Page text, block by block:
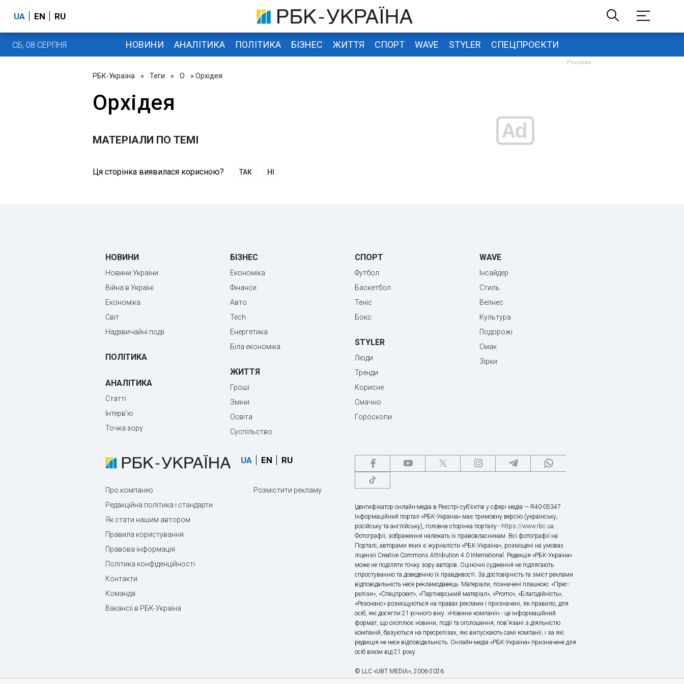
UA EN RU
СБ, 08 СЕРПНЯ НОВИНИ АНАЛІТИКА ПОЛІТИКА БІЗНЕС ЖИТТЯ СПОРТ WAVE STYLER СПЕЦПРОЄКТИ
РБК-Україна » Теги » О » Орхідея
Орхідея
МАТЕРІАЛИ ПО ТЕМІ
Ця сторінка виявилася корисною? ТАК НІ
НОВИНИ
Новини України
Війна в Україні
Економіка
Світ
Надзвичайні події
ПОЛІТИКА
АНАЛІТИКА
Статті
Інтерв'ю
Точка зору
БІЗНЕС
Економіка
Фінанси
Авто
Tech
Енергетика
Біла економіка
ЖИТТЯ
Гроші
Зміни
Освіта
Суспільство
СПОРТ
Футбол
Баскетбол
Теніс
Бокс
STYLER
Люди
Тренди
Корисне
Смачно
Гороскопи
WAVE
Інсайдер
Стиль
Велнес
Культура
Подорожі
Смак
Зірки
UA EN RU
Про компанію
Редакційна політика і стандарти
Як стати нашим автором
Правила користування
Правова інформація
Політика конфіденційності
Контакти
Команда
Вакансії в РБК-Україна
Розмістити рекламу
Ідентифікатор онлайн-медіа в Реєстрі суб’єктів у сфері медіа — R40-05347
Інформаційний портал «РБК-Україна» має тримовну версію (українську,
російську та англійську), головна сторінка порталу - https://www.rbc.ua.
Фотографії, зображення належать їх правовласникам. Всі фотографії на
Порталі, авторами яких є журналісти «РБК-Україна», розміщені на умовах
ліцензії Creative Commons Attribution 4.0 International. Редакція «РБК-Україна»
може не поділяти точку зору авторів. Оціночні судження не підлягають
спростуванню та доведенню їх правдивості. За достовірність та зміст реклами
відповідальність несе рекламодавець. Матеріали, позначені плашкою: «Прес-
релізи», «Спецпроект», «Партнерський матеріал», «Promo», «Благодійність»,
«Резонанс» розміщуються на правах реклами і призначені, як правило, для
осіб, які досягли 21-річного віку. «Новини компанії» - це інформаційний
формат, що охоплює новини, події та оголошення, пов'язані з діяльністю
компаній, базуються на пресрелізах, які випускають самі компанії, і за які
редакція не несе відповідальність. Онлайн-медіа «РБК-Україна» призначене для
осіб віком від 21 року.
© LLC «UBT MEDIA», 2006-2026.